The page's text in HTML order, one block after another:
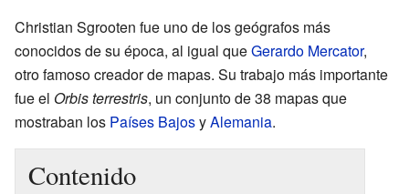
Christian Sgrooten fue uno de los geógrafos más
conocidos de su época, al igual queGerardo Mercator,
otro famoso creador de mapas. Su trabajo más importante
fue el Orbis terrestris, un conjunto de 38 mapas que
mostraban los Países BajosyAlemania.
Contenido